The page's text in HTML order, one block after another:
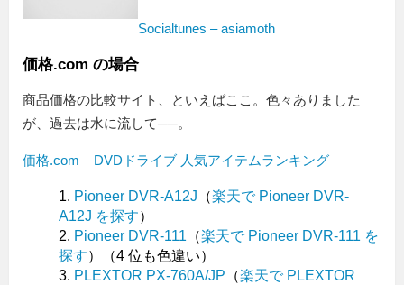
Socialtunes – asiamoth
価格.com の場合
商品価格の比較サイト、といえばここ。色々ありました
が、過去は水に流して──。
価格.com – DVDドライブ 人気アイテムランキング
Pioneer DVR-A12J （楽天で Pioneer DVR-
A12J を探す）
Pioneer DVR-111 （楽天で Pioneer DVR-111 を
探す）（4 位も色違い）
PLEXTOR PX-760A/JP （楽天で PLEXTOR